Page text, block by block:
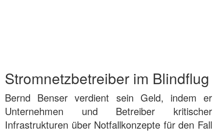
Stromnetzbetreiber im Blindflug
Bernd Benser verdient sein Geld, indem er
Unternehmen und Betreiber kritischer
Infrastrukturen über Notfallkonzepte für den Fall